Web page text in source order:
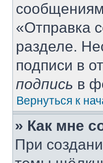
«Отправка
разделе.
подписи в
подпись в
Вернуться к
» Как мне
При